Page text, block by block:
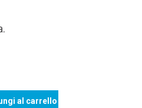
al carrello